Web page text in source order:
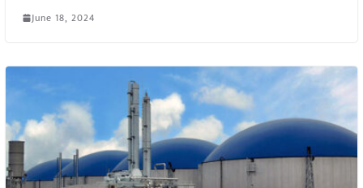
June 18, 2024